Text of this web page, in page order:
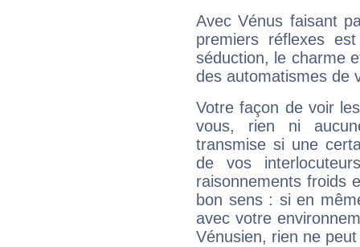
Avec Vénus faisant
premiers réflexes
séduction, le charme
des automatismes de
Votre façon de voir
vous, rien ni
transmise si une
de vos
raisonnements froids
bon sens : si en
avec votre
Vénusien, rien ne